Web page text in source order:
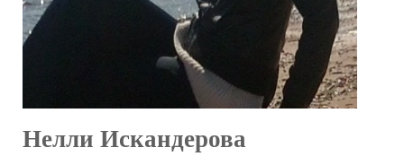
Нелли Искандерова